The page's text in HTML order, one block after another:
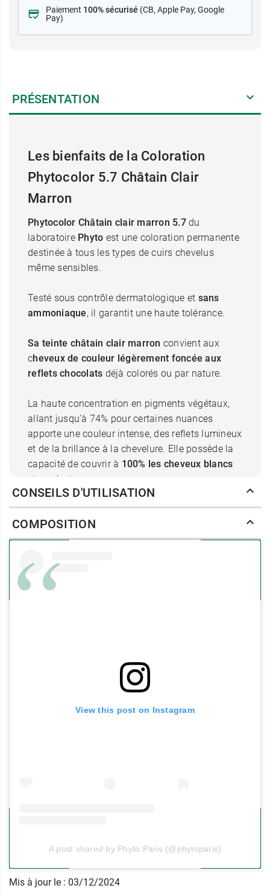
Paiement 100% sécurisé (CB, Apple Pay, Google
Pay)
PRÉSENTATION
Les bienfaits de la Coloration
Phytocolor 5.7 Châtain Clair
Marron
Phytocolor Châtain clair marron 5.7du
laboratoire Phyto est une coloration permanente
destinée à tous les types de cuirs chevelus
même sensibles.
Testé sous contrôle dermatologique et sans
ammoniaque, il garantit une haute tolérance.
Sa teinte châtain clair marron convient aux
cheveux de couleur légèrement foncée aux
reflets chocolats déjà colorés ou par nature.
La haute concentration en pigments végétaux,
allant jusqu’à 74% pour certaines nuances
apporte une couleur intense, des reflets lumineux
et de la brillance à la chevelure. Elle possède la
capacité de couvrir à 100% les cheveux blancs
et ne s’estompe pas.
En effet, la formule Phytocolor est enrichie à
partir d’un mélange inédit de pigments végétaux
issus de cinq plantes tinctoriales au pouvoir
pigmentation est élevé, ce qui peut cependant
augmenter légèrement l’intensité de la couleur
et de la fleur de tiaré possède des propriétés
adoucissantes, nourrissantes et va gainer la
fibre capillaire pour la réparer.
cheveux sans les faire dégorger et permet de
fixer la couleur.
CONSEILS D'UTILISATION
COMPOSITION
View this post on Instagram
A post shared by Phyto Paris (@phytoparis)
Mis à jour le : 03/12/2024